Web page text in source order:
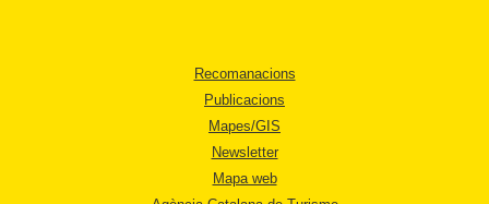
Recomanacions
Publicacions
Mapes/GIS
Newsletter
Mapa web